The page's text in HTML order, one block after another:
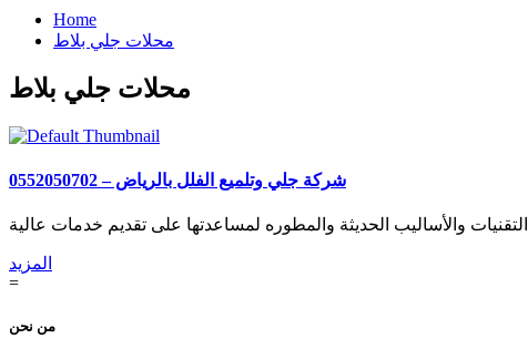
Home
محلات جلي بلاط
محلات جلي بلاط
شركة جلي وتلميع الفلل بالرياض – 0552050702
المزيد
=
من نحن